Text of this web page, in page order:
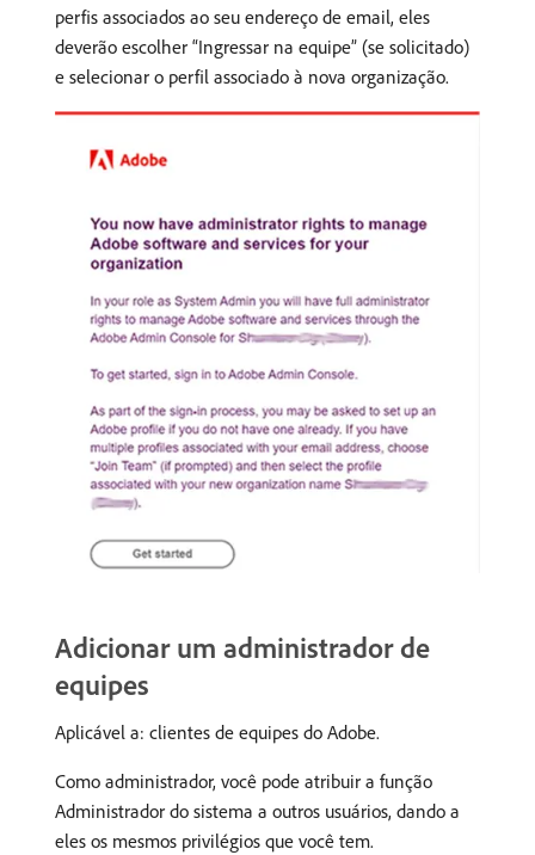
perfis associados ao seu endereço de email, eles
deverão escolher “Ingressar na equipe” (se solicitado)
e selecionar o perfil associado à nova organização.
Adicionar um administrador de
equipes
Aplicável a: clientes de equipes do Adobe.
Como administrador, você pode atribuir a função
Administrador do sistema a outros usuários, dando a
eles os mesmos privilégios que você tem.